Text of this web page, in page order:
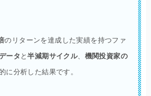
のリターンを達成した実績を持つファ
ータ と半減期サイクル、 機関投資家の
に分析した結果です。